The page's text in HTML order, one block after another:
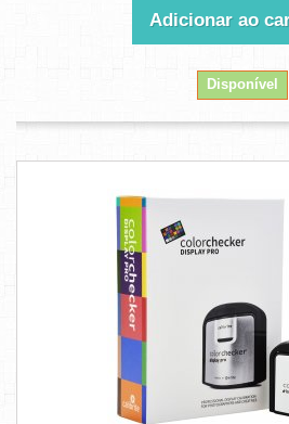
Adicionar ao
Disponível